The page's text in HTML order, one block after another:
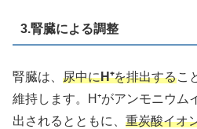
3.腎臓による調整
腎臓は、 尿中にH⁺を排出するこ
維持します。H⁺がアンモニウム
出されるとともに、 重炭酸イオ